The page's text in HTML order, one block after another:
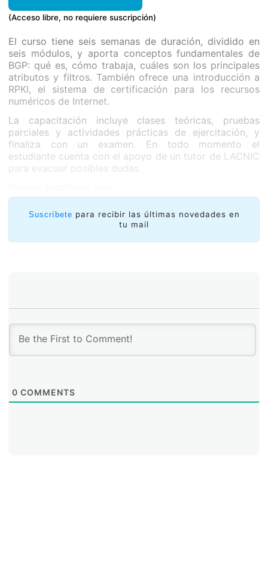
(Acceso libre, no requiere suscripción)
El curso tiene seis semanas de duración, dividido en
seis módulos, y aporta conceptos fundamentales de
BGP: qué es, cómo trabaja, cuáles son los principales
atributos y filtros. También ofrece una introducción a
RPKI, el sistema de certificación para los recursos
numéricos de Internet.
La capacitación incluye clases teóricas, pruebas
parciales y actividades prácticas de ejercitación, y
finaliza con un examen. En todo momento el
estudiante cuenta con el apoyo de un tutor de LACNIC
para evacuar posibles dudas.
Suscríbete para recibir las últimas novedades en
tu mail
0 COMMENTS